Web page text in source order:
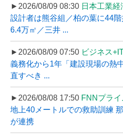
►2026/08/09 08:30 日本工業経
設計者は熊谷組／柏の葉に44
6.4万㎡／三井 ...
►2026/08/09 07:50 ビジネス
義務化から1年「建設現場の熱
直すべき ...
►2026/08/08 17:50 FNNプラ
地上40メートルでの救助訓練
が連携